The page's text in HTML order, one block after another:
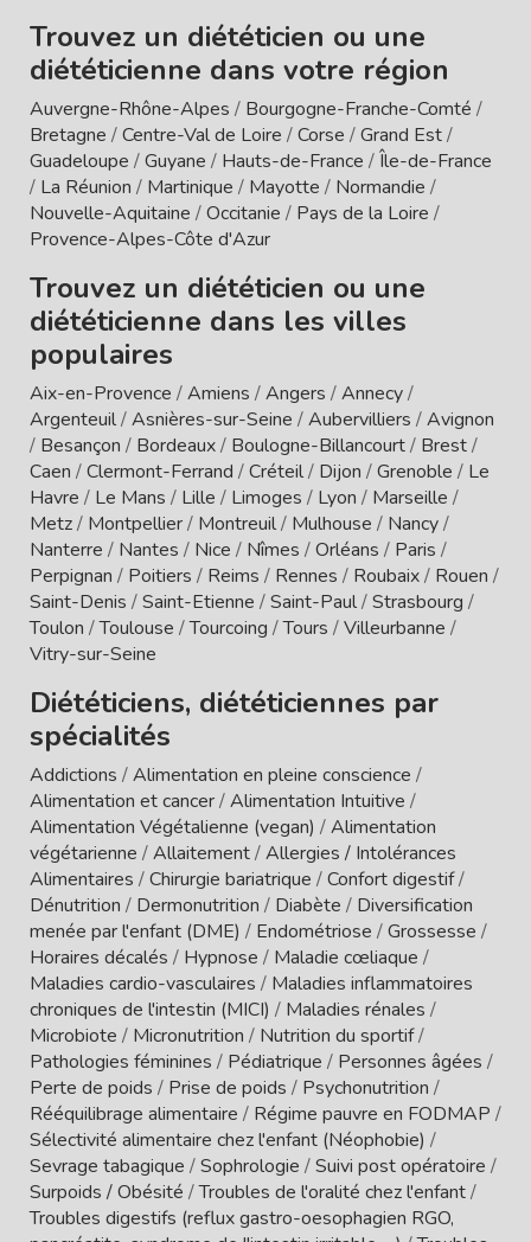
Trouvez un diététicien ou une
diététicienne dans votre région
Auvergne-Rhône-Alpes / Bourgogne-Franche-Comté /
Bretagne /Centre-Val de Loire /Corse /Grand Est/
Guadeloupe /Guyane / Hauts-de-France /Île-de-France
/ La Réunion / Martinique / Mayotte / Normandie /
Nouvelle-Aquitaine /Occitanie / Pays de la Loire /
Provence-Alpes-Côte d'Azur
Trouvez un diététicien ou une
diététicienne dans les villes
populaires
Aix-en-Provence /Amiens /Angers /Annecy/
Argenteuil/Asnières-sur-Seine /Aubervilliers /Avignon
/ Besançon / Bordeaux/ Boulogne-Billancourt/ Brest/
Caen /Clermont-Ferrand /Créteil/ Dijon /Grenoble / Le
Havre / Le Mans / Lille / Limoges / Lyon / Marseille /
Metz/ Montpellier/ Montreuil/ Mulhouse / Nancy/
Nanterre / Nantes / Nice / Nîmes /Orléans / Paris /
Perpignan / Poitiers / Reims / Rennes / Roubaix/ Rouen /
Saint-Denis /Saint-Etienne /Saint-Paul/Strasbourg /
Toulon /Toulouse /Tourcoing /Tours /Villeurbanne /
Vitry-sur-Seine
Diététiciens, diététiciennes par
spécialités
Addictions /Alimentation en pleine conscience /
Alimentation et cancer/Alimentation Intuitive /
Alimentation Végétalienne (vegan) /Alimentation
végétarienne /Allaitement/Allergies / Intolérances
Alimentaires /Chirurgie bariatrique /Confort digestif/
Dénutrition / Dermonutrition / Diabète / Diversification
menée par l'enfant (DME) / Endométriose /Grossesse /
Horaires décalés / Hypnose / Maladie cœliaque /
Maladies cardio-vasculaires / Maladies inflammatoires
chroniques de l'intestin (MICI) / Maladies rénales /
Microbiote / Micronutrition / Nutrition du sportif/
Pathologies féminines / Pédiatrique / Personnes âgées /
Perte de poids / Prise de poids / Psychonutrition /
Rééquilibrage alimentaire / Régime pauvre en FODMAP /
Sélectivité alimentaire chez l'enfant (Néophobie) /
Sevrage tabagique /Sophrologie /Suivi post opératoire /
Surpoids / Obésité /Troubles de l'oralité chez l'enfant/
Troubles digestifs (reflux gastro-oesophagien RGO,